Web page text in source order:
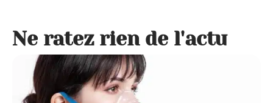
Ne ratez rien de l'actu